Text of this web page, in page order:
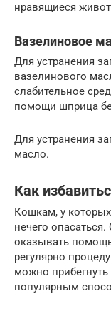
нравящиеся
Вазелиновое
Для устранения
вазелинового
слабительное
помощи шприца
Для устранения
масло.
Как
Кошкам, у
нечего опасаться.
оказывать
регулярно
можно
популярным